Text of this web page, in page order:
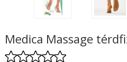
Medica Massage